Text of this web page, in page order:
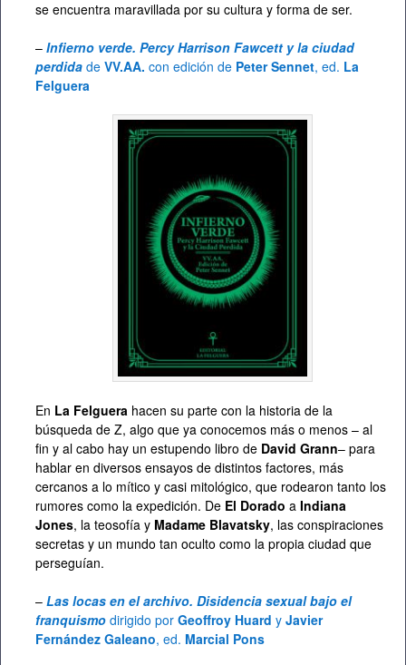
se encuentra maravillada por su cultura y forma de ser.
– Infierno verde. Percy Harrison Fawcett y la ciudad
perdida de VV.AA. con edición de Peter Sennet, ed. La
Felguera
En La Felguera hacen su parte con la historia de la
búsqueda de Z, algo que ya conocemos más o menos – al
fin y al cabo hay un estupendo libro de David Grann– para
hablar en diversos ensayos de distintos factores, más
cercanos a lo mítico y casi mitológico, que rodearon tanto los
rumores como la expedición. De El Dorado a Indiana
Jones, la teosofía y Madame Blavatsky, las conspiraciones
secretas y un mundo tan oculto como la propia ciudad que
perseguían.
– Las locas en el archivo. Disidencia sexual bajo el
franquismo dirigido por Geoffroy Huard y Javier
Fernández Galeano, ed. Marcial Pons